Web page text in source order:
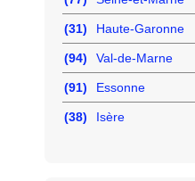
(31) Haute-Garonne
(94) Val-de-Marne
(91) Essonne
(38)
Isère